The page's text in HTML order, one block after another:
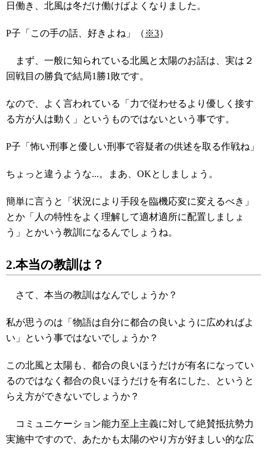
日働き、北風は冬だけ働けばよくなりました。
P子「この手の話、好きよね」（ ※3）
まず、一般に知られている北風と太陽のお話は、実は２
回戦目の勝負で結局1勝1敗です。
なので、よく言われている「力で従わせるより優しく接す
る方が人は動く」というものではないという事です。
P子「怖い刑事と優しい刑事で容疑者の供述を取る作戦ね」
ちょっと違うような...。まあ、OKとしましょう。
簡単に言うと「状況により手段を臨機応変に変えるべき」
とか「人の特性をよく理解して適材適所に配置しましょ
う」とかいう教訓になるんでしょうね。
2.本当の教訓は？
さて、本当の教訓はなんでしょうか？
私が思うのは「物語は自分に都合の良いように広めればよ
い」という事ではないでしょうか？
この北風と太陽も、都合の良いほうだけが有名になってい
るのではなく都合の良いほうだけを有名にした、というと
らえ方ができないでしょうか？
コミュニケーション能力至上主義に対して絶賛抵抗勢力
実施中ですので、あたかも太陽のやり方が好ましい的な広